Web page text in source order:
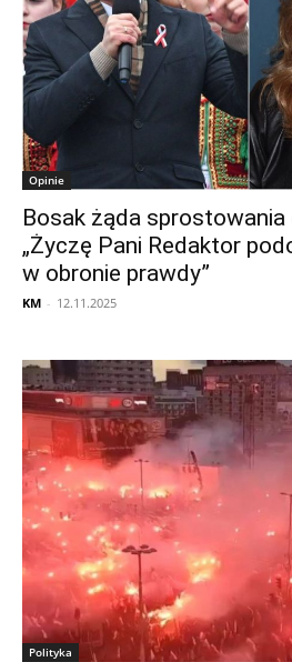
Opinie
Bosak żąda sprostowania
„Życzę Pani Redaktor
w obronie prawdy”
KM - 12.11.2025
Polityka